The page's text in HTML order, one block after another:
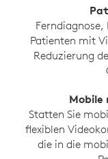
Patienten mit
Reduzierung
Mobile
Statten Sie
flexiblen
die in die